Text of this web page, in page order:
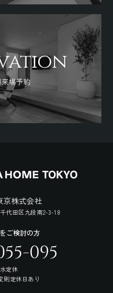
場予約
京株式会社
代田区九段南2-3-18
ご検討の方
095
定休
則定休日あり